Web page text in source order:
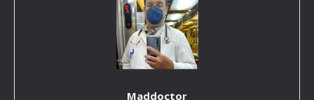
Maddoctor